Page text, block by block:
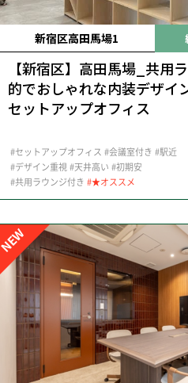
新宿区高田馬場1
【新宿区】高田馬場_共用
的でおしゃれな内装デザイ
セットアップオフィス
#セットアップオフィス #会議室付き #駅近
#デザイン重視#天井高い #初期安
#共用ラウンジ付き #★オススメ
NEW